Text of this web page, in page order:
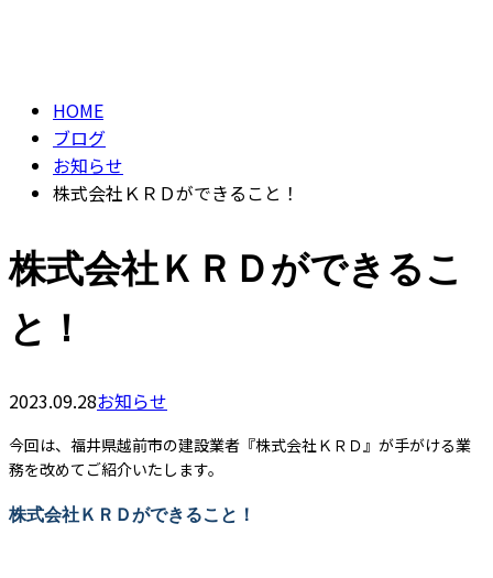
HOME
ブログ
お知らせ
株式会社ＫＲＤができること！
株式会社ＫＲＤができるこ
と！
2023.09.28お知らせ
今回は、福井県越前市の建設業者『株式会社ＫＲＤ』が手がける業
務を改めてご紹介いたします。
株式会社ＫＲＤができること！